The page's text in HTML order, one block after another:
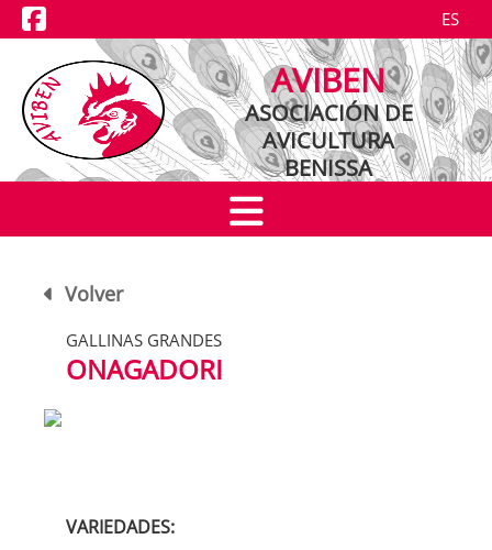
ES
AVIBEN
ASOCIACIÓN DE
AVICULTURA
BENISSA
NOTICIAS
EXPOSICIONES
CRIADORES
RAZAS
Volver
GALLINAS GRANDES
ONAGADORI
VARIEDADES: